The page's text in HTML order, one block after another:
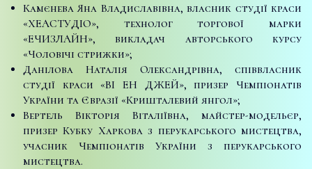
Камєнева Яна Владиславівна, власник студії краси
«ХЕАСТУДІО», технолог торгової марки
«ЕЧИЗЛАЙН», викладач авторського курсу
«Чоловічі стрижки»;
Данілова Наталія Олександрівна, співвласник
студії краси «ВІ ЕН ДЖЕЙ», призер Чемпіонатів
України та Євразії «Кришталевий янгол»;
Вертель Вікторія Віталіївна, майстер-модельєр,
призер Кубку Харкова з перукарського мистецтва,
учасник Чемпіонатів України з перукарського
мистецтва.